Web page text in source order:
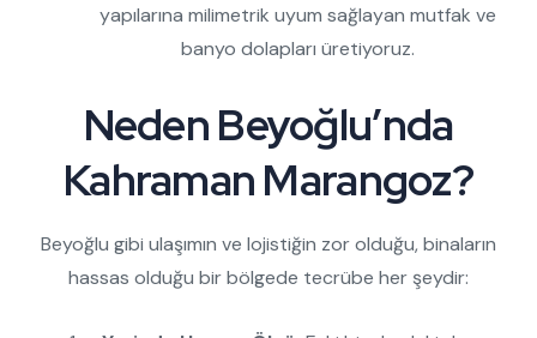
yapılarına milimetrik uyum sağlayan mutfak ve
banyo dolapları üretiyoruz.
Neden Beyoğlu’nda
Kahraman Marangoz?
Beyoğlu gibi ulaşımın ve lojistiğin zor olduğu, binaların
hassas olduğu bir bölgede tecrübe her şeydir: